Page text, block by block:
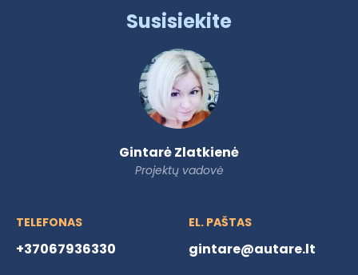
Susisiekite
Gintarė Zlatkienė
Projektų vadovė
TELEFONAS
+37067936330
EL. PAŠTAS
gintare@autare.lt